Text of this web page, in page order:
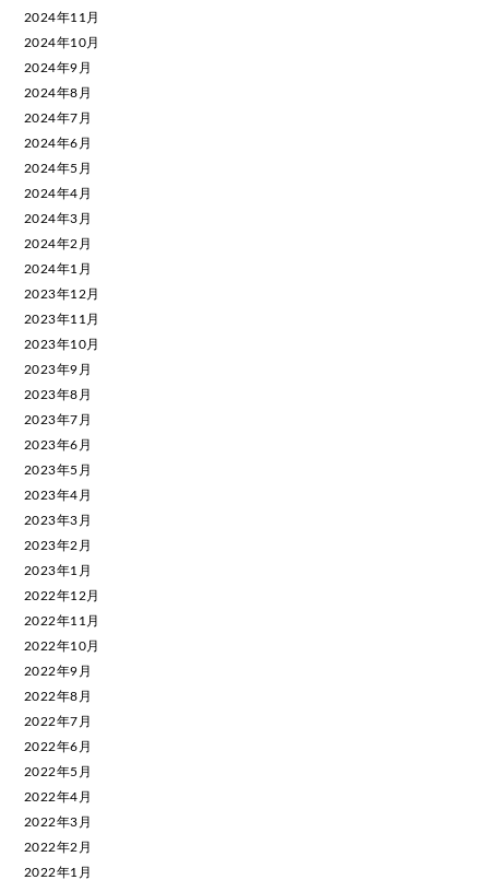
2024年11月
2024年10月
2024年9月
2024年8月
2024年7月
2024年6月
2024年5月
2024年4月
2024年3月
2024年2月
2024年1月
2023年12月
2023年11月
2023年10月
2023年9月
2023年8月
2023年7月
2023年6月
2023年5月
2023年4月
2023年3月
2023年2月
2023年1月
2022年12月
2022年11月
2022年10月
2022年9月
2022年8月
2022年7月
2022年6月
2022年5月
2022年4月
2022年3月
2022年2月
2022年1月